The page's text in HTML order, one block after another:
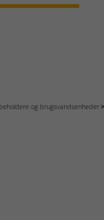
og brugsvandsenheder